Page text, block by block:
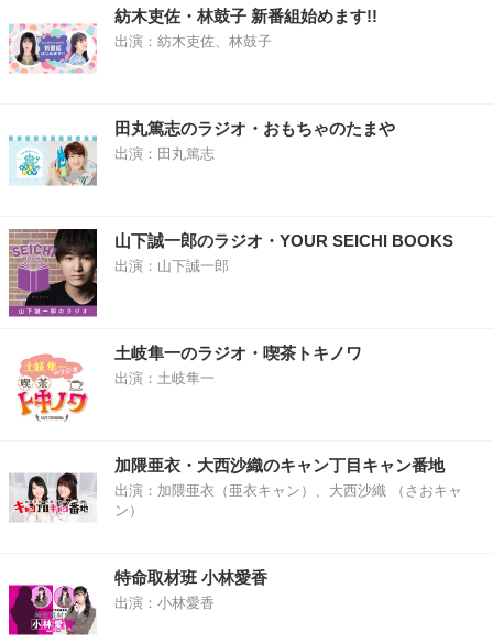
紡木吏佐・林鼓子 新番組始めます!!
出演：紡木吏佐、林鼓子
田丸篤志のラジオ・おもちゃのたまや
出演：田丸篤志
山下誠一郎のラジオ・YOUR SEICHI BOOKS
出演：山下誠一郎
土岐隼一のラジオ・喫茶トキノワ
出演：土岐隼一
加隈亜衣・大西沙織のキャン丁目キャン番地
出演：加隈亜衣（亜衣キャン）、大西沙織 （さおキャ
ン）
特命取材班 小林愛香
出演：小林愛香